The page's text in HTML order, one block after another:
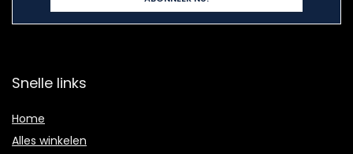
Snelle links
Home
Alles winkelen